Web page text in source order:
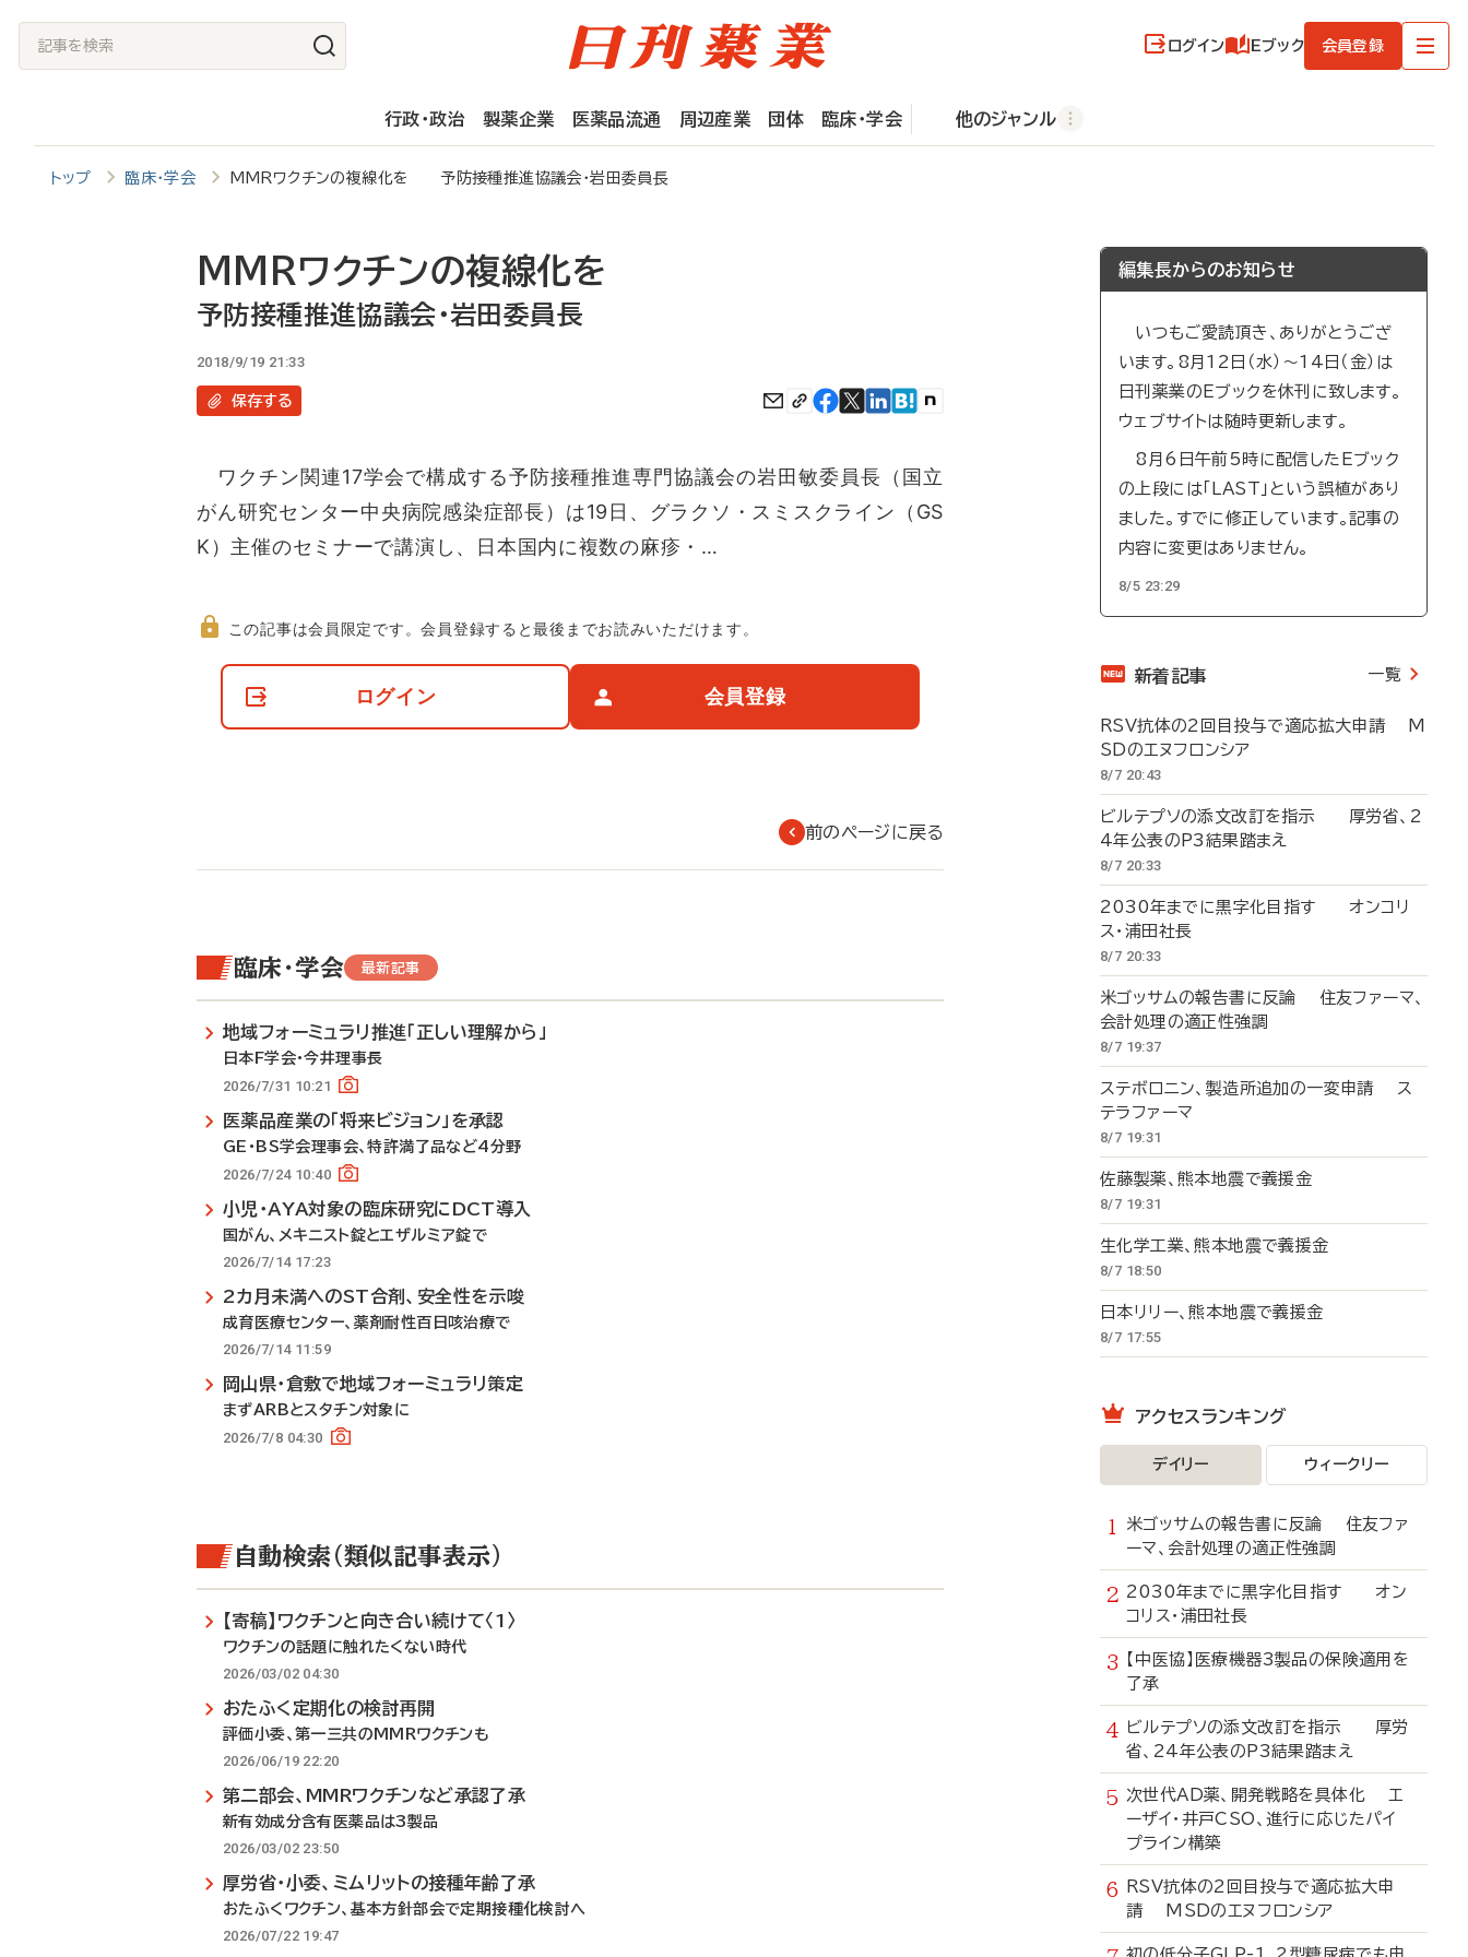
記
事
検
ログイン Eブック 会員登録
行政・政治 製薬企業 医薬品流通 周辺産業 団体 臨床・学会 他のジャンル
トップ 臨床・学会 MMRワクチンの複線化を 予防接種推進協議会・岩田委員長
MMRワクチンの複線化を
予防接種推進協議会・岩田委員長
2018/9/19 21:33
保存する
ワクチン関連17学会で構成する予防接種推進専門協議会の岩田敏委員長（国立
がん研究センター中央病院感染症部長）は19日、グラクソ・スミスクライン（GS
K）主催のセミナーで講演し、日本国内に複数の麻疹・…
て
この記事は会員限定です。会員登録すると最後までお読みいただけます。
ログイン 会員登録
前のページに戻る
臨床・学会 最新記事
地域フォーミュラリ推進「正しい理解から」
日本F学会・今井理事長
2026/7/31 10:21
医薬品産業の「将来ビジョン」を承認
GE・BS学会理事会、特許満了品など4分野
2026/7/24 10:40
小児・AYA対象の臨床研究にDCT導入
国がん、メキニスト錠とエザルミア錠で
2026/7/14 17:23
2カ月未満へのST合剤、安全性を示唆
成育医療センター、薬剤耐性百日咳治療で
2026/7/14 11:59
岡山県・倉敷で地域フォーミュラリ策定
まずARBとスタチン対象に
2026/7/8 04:30
自動検索（類似記事表示）
【寄稿】ワクチンと向き合い続けて〈1〉
ワクチンの話題に触れたくない時代
2026/03/02 04:30
おたふく定期化の検討再開
評価小委、第一三共のMMRワクチンも
2026/06/19 22:20
第二部会、MMRワクチンなど承認了承
新有効成分含有医薬品は3製品
2026/03/02 23:50
厚労省・小委、ミムリットの接種年齢了承
おたふくワクチン、基本方針部会で定期接種化検討へ
2026/07/22 19:47
編集長からのお知らせ
いつもご愛読頂き、ありがとうござ
います。8月12日（水）～14日（金）は
日刊薬業のEブックを休刊に致します。
ウェブサイトは随時更新します。
8月6日午前5時に配信したEブック
の上段には「LAST」という誤植があり
ました。すでに修正しています。記事の
内容に変更はありません。
8/5 23:29
新着記事 一覧
RSV抗体の2回目投与で適応拡大申請 M
SDのエヌフロンシア
8/7 20:43
ビルテプソの添文改訂を指示 厚労省、2
4年公表のP3結果踏まえ
8/7 20:33
2030年までに黒字化目指す オンコリ
ス・浦田社長
8/7 20:33
米ゴッサムの報告書に反論 住友ファーマ、
会計処理の適正性強調
8/7 19:37
ステボロニン、製造所追加の一変申請 ス
テラファーマ
8/7 19:31
佐藤製薬、熊本地震で義援金
8/7 19:31
生化学工業、熊本地震で義援金
8/7 18:50
日本リリー、熊本地震で義援金
8/7 17:55
アクセスランキング
デイリー ウィークリー
米ゴッサムの報告書に反論 住友ファ
ーマ、会計処理の適正性強調
2030年までに黒字化目指す オン
コリス・浦田社長
【中医協】医療機器3製品の保険適用を
了承
ビルテプソの添文改訂を指示 厚労
省、24年公表のP3結果踏まえ
次世代AD薬、開発戦略を具体化 エ
ーザイ・井戸CSO、進行に応じたパイ
プライン構築
RSV抗体の2回目投与で適応拡大申
請 MSDのエヌフロンシア